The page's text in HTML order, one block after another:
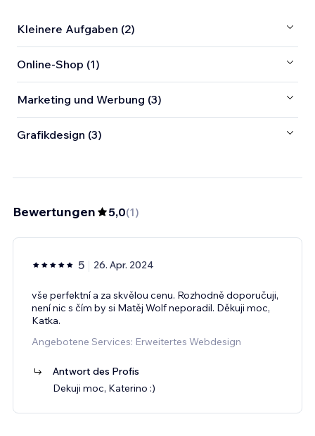
Kleinere Aufgaben (2)
Online-Shop (1)
Marketing und Werbung (3)
Grafikdesign (3)
Bewertungen 5,0(1)
5 26. Apr. 2024
vše perfektní a za skvělou cenu. Rozhodně doporučuji,
není nic s čím by si Matěj Wolf neporadil. Děkuji moc,
Katka.
Angebotene Services: Erweitertes Webdesign
Antwort des Profis
Dekuji moc, Katerino :)